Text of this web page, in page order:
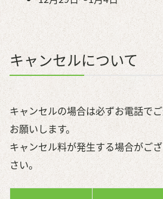
キャンセルについて
キャンセルの場合は必ずお電話で
お願いします。
キャンセル料が発生する場合がご
さい。